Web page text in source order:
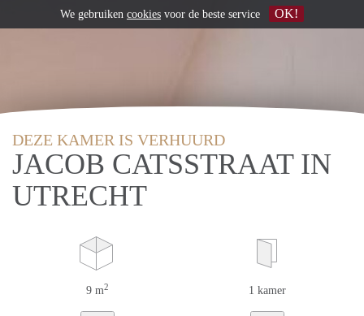
DEZE KAMER IS VERHUURD
JACOB CATSSTRAAT IN
UTRECHT
9 m2 1 kamer
We gebruiken cookies voor de beste service OK!